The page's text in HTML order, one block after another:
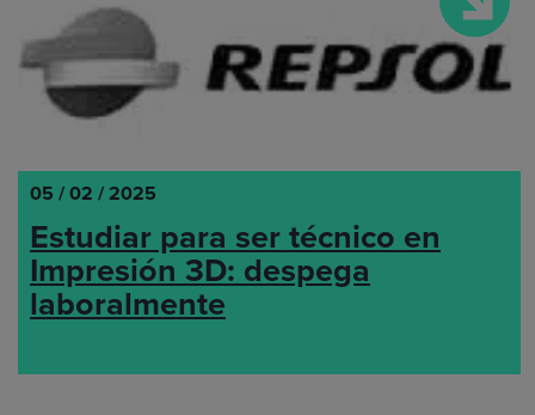
05 / 02 / 2025
Estudiar para ser técnico en
Impresión 3D: despega
laboralmente